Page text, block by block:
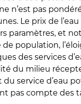
n’est pas
Le prix de
paramètres, et
population,
des services
du milieu
du service d’eau
pas compte des